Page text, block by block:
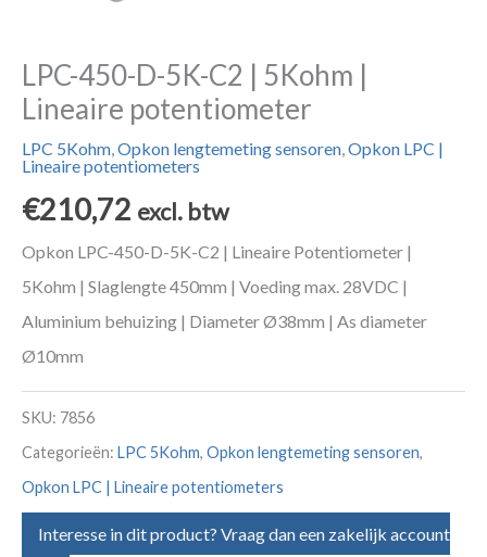
LPC-450-D-5K-C2 | 5Kohm |
Lineaire potentiometer
LPC 5Kohm,Opkon lengtemeting sensoren,Opkon LPC |
Lineaire potentiometers
€210,72 excl. btw
Opkon LPC-450-D-5K-C2 | Lineaire Potentiometer |
5Kohm | Slaglengte 450mm | Voeding max. 28VDC |
Aluminium behuizing | Diameter Ø38mm | As diameter
Ø10mm
SKU: 7856
Categorieën: LPC 5Kohm, Opkon lengtemeting sensoren,
Opkon LPC | Lineaire potentiometers
Interesse in dit product? Vraag dan een zakelijk account